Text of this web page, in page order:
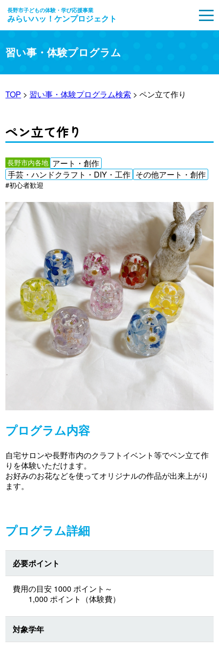
長野市子どもの体験・学び応援事業
みらいハッ！ケンプロジェクト
習い事・体験プログラム
TOP > 習い事・体験プログラム検索 > ペン立て作り
ペン立て作り
長野市内各地 アート・創作
手芸・ハンドクラフト・DIY・工作 その他アート・創作
#初心者歓迎
プログラム内容
自宅サロンや長野市内のクラフトイベント等でペン立て作
りを体験いただけます。
お好みのお花などを使ってオリジナルの作品が出来上がり
ます。
プログラム詳細
必要ポイント
費用の目安 1000 ポイント～
1,000 ポイント（体験費）
対象学年